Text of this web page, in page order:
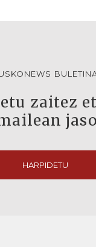
zaitez
HARPIDETU